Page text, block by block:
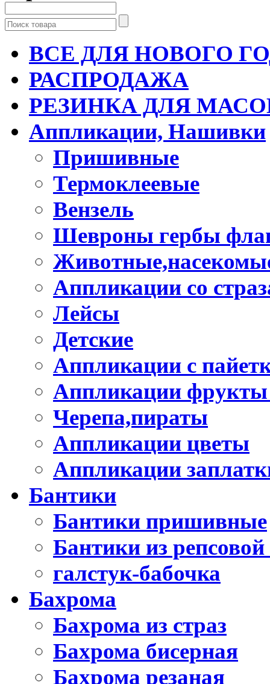
ВСЕ ДЛЯ НОВОГО
РАСПРОДАЖА
РЕЗИНКА ДЛЯ
Аппликации, Нашивки
Пришивные
Термоклеевые
Вензель
Шевроны гербы
Аппликации со
Лейсы
Детские
Аппликации с
Аппликации
Черепа,пираты
Аппликации цветы
Аппликации
Бантики
Бантики пришивные
Бантики из
галстук-бабочка
Бахрома
Бахрома из страз
Бахрома бисерная
Бахрома резаная